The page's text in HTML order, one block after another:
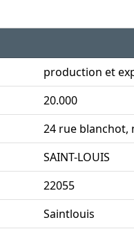
production et
20.000
24 rue blanchot,
SAINT-LOUIS
22055
Saintlouis